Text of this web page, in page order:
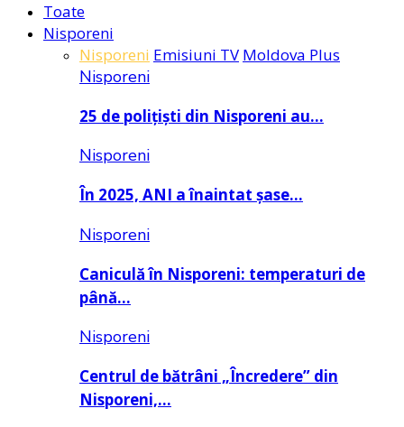
Toate
Nisporeni
Nisporeni Emisiuni TV Moldova Plus
Nisporeni
25 de polițiști din Nisporeni au…
Nisporeni
În 2025, ANI a înaintat șase…
Nisporeni
Caniculă în Nisporeni: temperaturi de
până…
Nisporeni
Centrul de bătrâni „Încredere” din
Nisporeni,…